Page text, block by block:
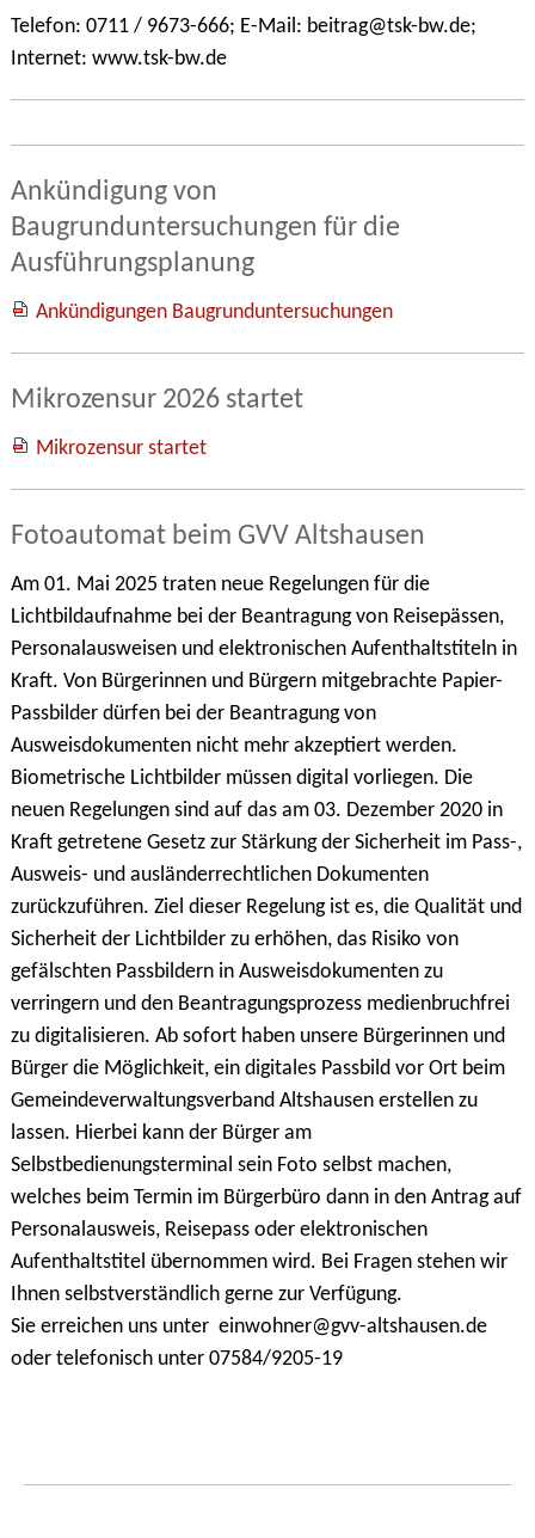
Telefon: 0711 / 9673-666; E-Mail: beitrag@tsk-bw.de;
Internet: www.tsk-bw.de
Ankündigung von
Baugrunduntersuchungen für die
Ausführungsplanung
Ankündigungen Baugrunduntersuchungen
Mikrozensur 2026 startet
Mikrozensur startet
Fotoautomat beim GVV Altshausen
Am 01. Mai 2025 traten neue Regelungen für die
Lichtbildaufnahme bei der Beantragung von Reisepässen,
Personalausweisen und elektronischen Aufenthaltstiteln in
Kraft. Von Bürgerinnen und Bürgern mitgebrachte Papier-
Passbilder dürfen bei der Beantragung von
Ausweisdokumenten nicht mehr akzeptiert werden.
Biometrische Lichtbilder müssen digital vorliegen. Die
neuen Regelungen sind auf das am 03. Dezember 2020 in
Kraft getretene Gesetz zur Stärkung der Sicherheit im Pass-,
Ausweis- und ausländerrechtlichen Dokumenten
zurückzuführen. Ziel dieser Regelung ist es, die Qualität und
Sicherheit der Lichtbilder zu erhöhen, das Risiko von
gefälschten Passbildern in Ausweisdokumenten zu
verringern und den Beantragungsprozess medienbruchfrei
zu digitalisieren. Ab sofort haben unsere Bürgerinnen und
Bürger die Möglichkeit, ein digitales Passbild vor Ort beim
Gemeindeverwaltungsverband Altshausen erstellen zu
lassen. Hierbei kann der Bürger am
Selbstbedienungsterminal sein Foto selbst machen,
welches beim Termin im Bürgerbüro dann in den Antrag auf
Personalausweis, Reisepass oder elektronischen
Aufenthaltstitel übernommen wird. Bei Fragen stehen wir
Ihnen selbstverständlich gerne zur Verfügung.
Sie erreichen uns unter einwohner@gvv-altshausen.de
oder telefonisch unter 07584/9205-19